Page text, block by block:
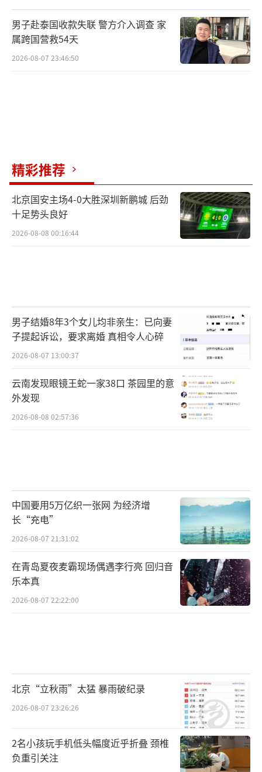
长、代理省长、党组书记；
2017.01，安徽省委副书记，省政府省长、
男子赴泰国收款失联 警方介入调查 家
属跨国营救54天
2026-08-07 23:46:50
精彩推荐
北京国安主场4-0大胜深圳新鹏城 后劲
十足势头良好
2026-08-08 00:16:44
男子结婚8年3个女儿均非亲生：已向妻
子提起诉讼，要求离婚 真相令人心碎
2026-08-07 13:00:37
云南发现眼镜王蛇一家38口 茶园里的意
外发现
2026-08-08 02:57:36
中国要用5万亿织一张网 为经济增
长“充电”
2026-08-07 21:31:02
在青岛夏夜麦霸现场偶遇李行亮 回归音
乐本真
2026-08-07 22:22:00
北京“立秋雨”太猛 暴雨破纪录
2026-08-07 23:26:26
2名小孩玩手机低头幅度近乎折叠 颈椎
负重引关注